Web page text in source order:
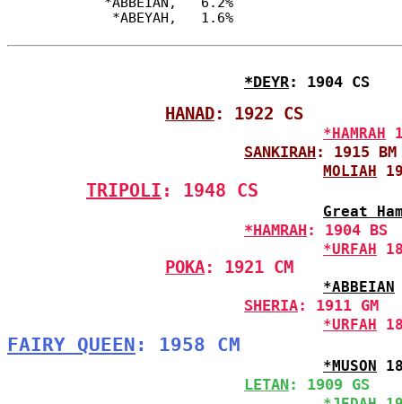
*DEYR: 1904 CS
HANAD: 1922 CS
*HAMRAH
SANKIRAH: 1915 BM
MOLIAH
TRIPOLI : 1948 CS
Great
*HAMRAH : 1904 BS
*URFAH
POKA: 1921 CM
*ABBEIAN
SHERIA: 1911 GM
*URFAH
FAIRY QUEEN : 1958 CM
*MUSON
LETAN: 1909 GS